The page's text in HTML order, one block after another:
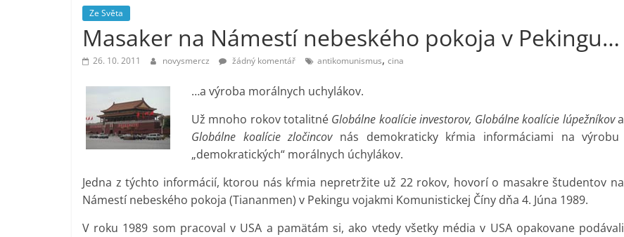
vlastně
prospívá?
Ze Světa
Masaker na Námestí nebeského pokoja v Pekingu…
26. 10. 2011 novysmercz žádný komentář antikomunismus, cina
…a výroba morálnych uchylákov.
Už mnoho rokov totalitné Globálne koalície investorov, Globálne koalície lúpežníkova
Globálne koalície zločincovnás demokraticky kŕmia informáciami na výrobu
„demokratických“ morálnych úchylákov.
Jedna z týchto informácií, ktorou nás kŕmia nepretržite už 22 rokov, hovorí o masakre študentov na
Námestí nebeského pokoja (Tiananmen) v Pekingu vojakmi Komunistickej Číny dňa 4. Júna 1989.
V roku 1989 som pracoval v USA a pamätám si, ako vtedy všetky média v USA opakovane podávali